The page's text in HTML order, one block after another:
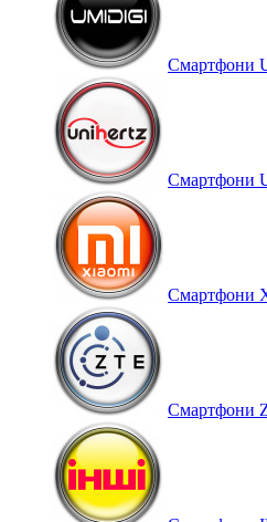
Смартфони
Смартфони
Смартфони
Смартфони